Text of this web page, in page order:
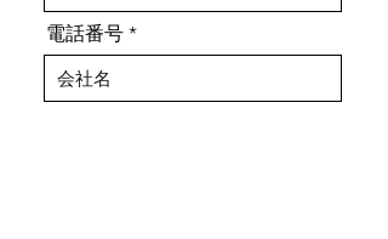
電話番号